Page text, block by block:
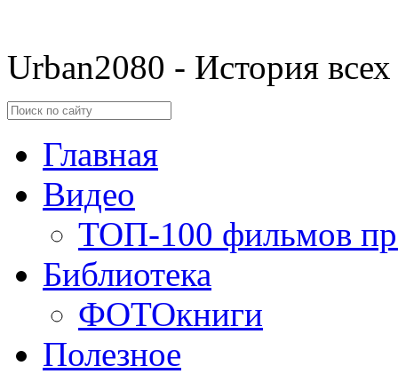
Urban2080 - История
Главная
Видео
ТОП-100 фильмов
Библиотека
ФОТОкниги
Полезное